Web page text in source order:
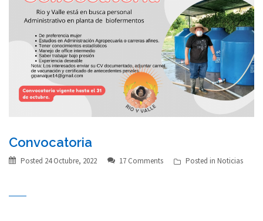
Convocatoria
Posted 24 Octubre, 2022 17 Comments Posted in Noticias